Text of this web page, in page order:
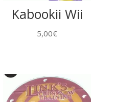
Kabookii Wii
5,00€